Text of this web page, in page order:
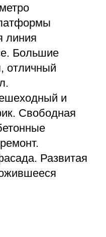
линия
Большие
отличный
и
Свободная
Развитая